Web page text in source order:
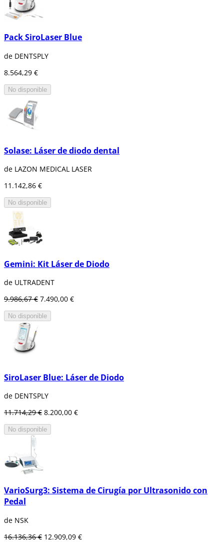
Pack SiroLaser Blue
de DENTSPLY
8.564,29 €
No disponible
Solase: Láser de diodo dental
de LAZON MEDICAL LASER
11.142,86 €
No disponible
Gemini: Kit Láser de Diodo
de ULTRADENT
9.986,67 € 7.490,00 €
No disponible
SiroLaser Blue: Láser de Diodo
de DENTSPLY
11.714,29 € 8.200,00 €
No disponible
VarioSurg3: Sistema de Cirugía por Ultrasonido con
Pedal
de NSK
16.136,36 € 12.909,09 €